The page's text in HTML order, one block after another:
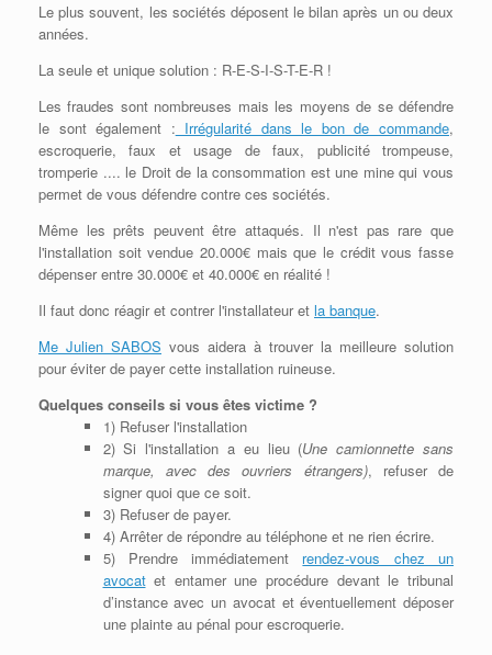
Le plus souvent, les sociétés déposent le bilan après un ou deux
années.
La seule et unique solution : R-E-S-I-S-T-E-R !
Les fraudes sont nombreuses mais les moyens de se défendre
le sont également : Irrégularité dans le bon de commande,
escroquerie, faux et usage de faux, publicité trompeuse,
tromperie .... le Droit de la consommation est une mine qui vous
permet de vous défendre contre ces sociétés.
Même les prêts peuvent être attaqués. Il n'est pas rare que
l'installation soit vendue 20.000€ mais que le crédit vous fasse
dépenser entre 30.000€ et 40.000€ en réalité !
Il faut donc réagir et contrer l'installateur et la banque.
Me Julien SABOS vous aidera à trouver la meilleure solution
pour éviter de payer cette installation ruineuse.
Quelques conseils si vous êtes victime ?
1) Refuser l'installation
2) Si l'installation a eu lieu (Une camionnette sans
marque, avec des ouvriers étrangers), refuser de
signer quoi que ce soit.
3) Refuser de payer.
4) Arrêter de répondre au téléphone et ne rien écrire.
5) Prendre immédiatement rendez-vous chez un
avocatet entamer une procédure devant le tribunal
d’instance avec un avocat et éventuellement déposer
une plainte au pénal pour escroquerie.